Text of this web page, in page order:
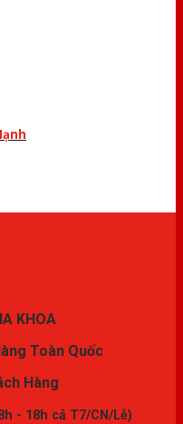
KHOA
Toàn Quốc
Hàng
- 18h cả T7/CN/Lễ)